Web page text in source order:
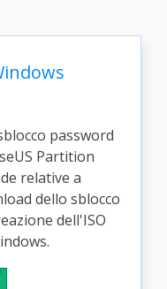
password
Partition
relative a
dello sblocco
dell'ISO